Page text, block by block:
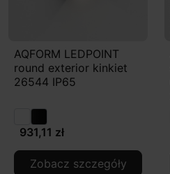
AQFORM LEDPOINT
round exterior kinkiet
26544 IP65
931,11 zł
Zobacz szczegóły